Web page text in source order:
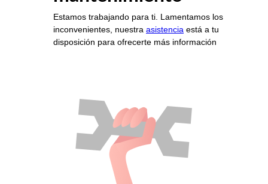
Estamos trabajando para ti. Lamentamos los
inconvenientes, nuestra asistencia está a tu
disposición para ofrecerte más información